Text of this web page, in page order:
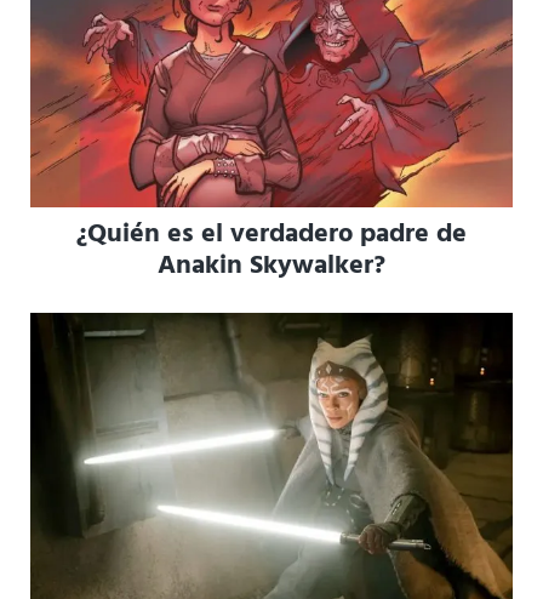
¿Quién es el verdadero padre de
Anakin Skywalker?